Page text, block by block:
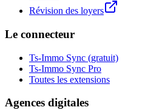
Révision des loyers
Le connecteur
Ts-Immo Sync (gratuit)
Ts-Immo Sync Pro
Toutes les extensions
Agences digitales